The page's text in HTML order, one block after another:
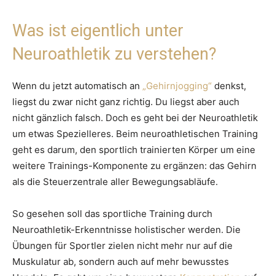
Was ist eigentlich unter
Neuroathletik zu verstehen?
Wenn du jetzt automatisch an „Gehirnjogging“ denkst,
liegst du zwar nicht ganz richtig. Du liegst aber auch
nicht gänzlich falsch. Doch es geht bei der Neuroathletik
um etwas Spezielleres. Beim neuroathletischen Training
geht es darum, den sportlich trainierten Körper um eine
weitere Trainings-Komponente zu ergänzen: das Gehirn
als die Steuerzentrale aller Bewegungsabläufe.
So gesehen soll das sportliche Training durch
Neuroathletik-Erkenntnisse holistischer werden. Die
Übungen für Sportler zielen nicht mehr nur auf die
Muskulatur ab, sondern auch auf mehr bewusstes